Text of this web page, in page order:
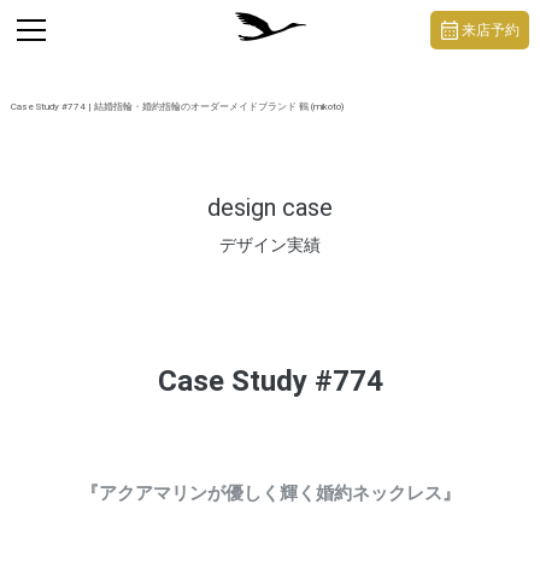
Case Study #774 | 結婚指輪・婚約指輪のオーダーメイドブランド 鶴 (mikoto)
design case
デザイン実績
toggle
navigation
来店予約
Case Study #774
『アクアマリンが優しく輝く婚約ネックレス』